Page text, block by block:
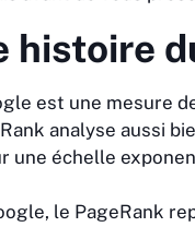
histoire
est une mesure
analyse aussi
une échelle
le PageRank